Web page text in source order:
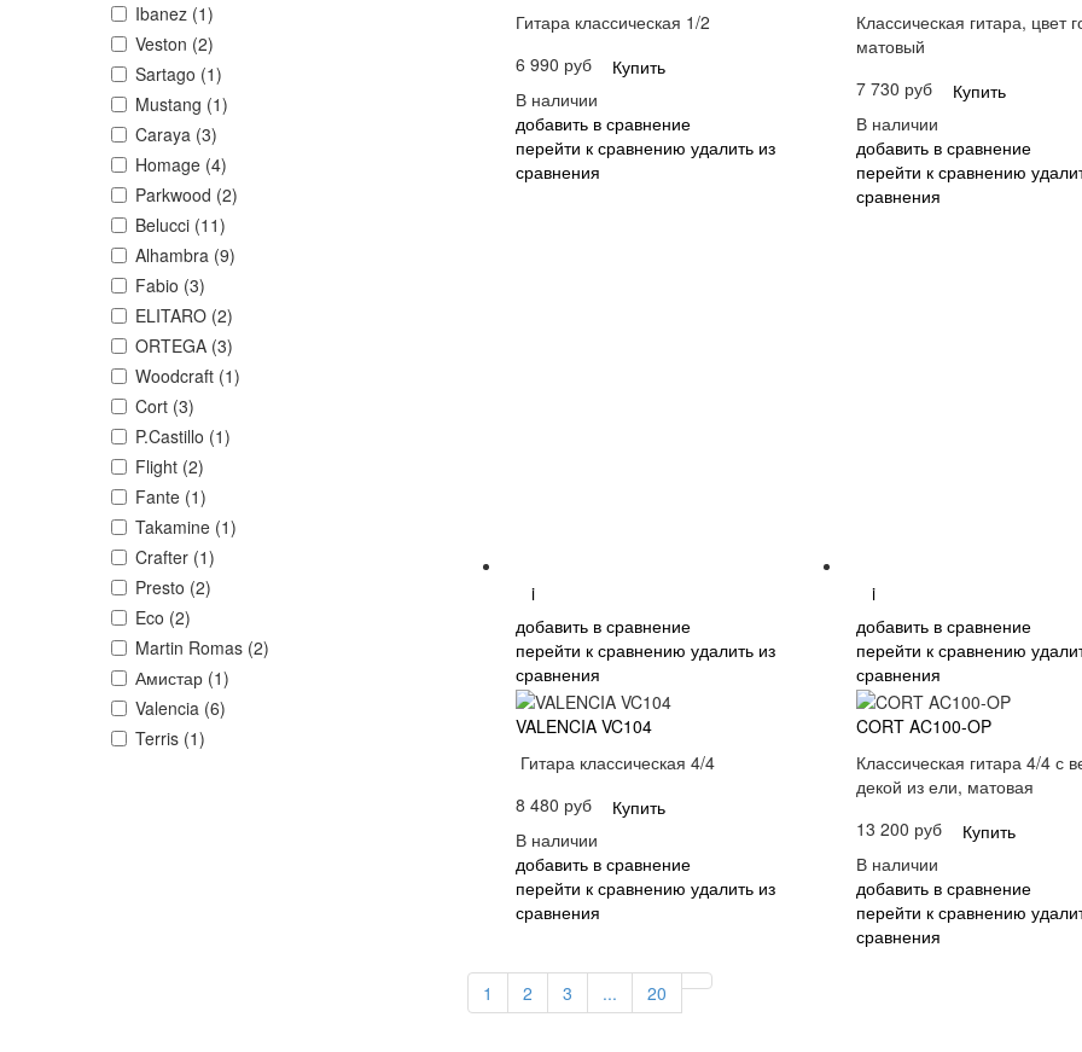
Ibanez (1)
Veston (2)
Sartago (1)
Mustang (1)
Caraya (3)
Homage (4)
Parkwood (2)
Belucci (11)
Alhambra (9)
Fabio (3)
ELITARO (2)
ORTEGA (3)
Woodcraft (1)
Cort (3)
P.Castillo (1)
Flight (2)
Fante (1)
Takamine (1)
Crafter (1)
Presto (2)
Eco (2)
Martin Romas (2)
Амистар (1)
Valencia (6)
Terris (1)
Гитара классическая 1/2
6 990 руб
Купить
В наличии
добавить в сравнение
перейти к сравнению удалить из
сравнения
Классическая гитара, цвет
матовый
7 730 руб
Купить
В наличии
добавить в сравнение
перейти к сравнению
сравнения
i
добавить в сравнение
перейти к сравнению удалить из
сравнения
VALENCIA VC104
Гитара классическая 4/4
8 480 руб
Купить
В наличии
добавить в сравнение
перейти к сравнению удалить из
сравнения
i
добавить в сравнение
перейти к сравнению
сравнения
CORT AC100-OP
Классическая гитара 4/4 с
декой из ели, матовая
13 200 руб
Купить
В наличии
добавить в сравнение
перейти к сравнению
сравнения
1 2 3 ... 20